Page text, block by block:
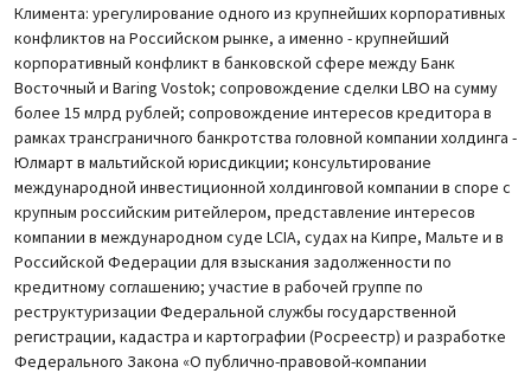
Климента: урегулирование одного из крупнейших корпоративных
конфликтов на Российском рынке, а именно - крупнейший
корпоративный конфликт в банковской сфере между Банк
Восточный и Baring Vostok; сопровождение сделки LBO на сумму
более 15 млрд рублей; сопровождение интересов кредитора в
рамках трансграничного банкротства головной компании холдинга -
Юлмарт в мальтийской юрисдикции; консультирование
международной инвестиционной холдинговой компании в споре с
крупным российским ритейлером, представление интересов
компании в международном суде LCIA, судах на Кипре, Мальте и в
Российской Федерации для взыскания задолженности по
кредитному соглашению; участие в рабочей группе по
реструктуризации Федеральной службы государственной
регистрации, кадастра и картографии (Росреестр) и разработке
Федерального Закона «О публично-правовой-компании